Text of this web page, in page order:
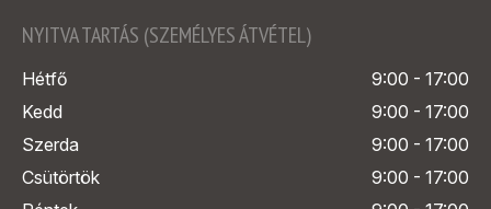
NYITVA TARTÁS (SZEMÉLYES ÁTVÉTEL)
Hétfő
9:00 - 17:00
Kedd
9:00 - 17:00
Szerda
9:00 - 17:00
Csütörtök
9:00 - 17:00